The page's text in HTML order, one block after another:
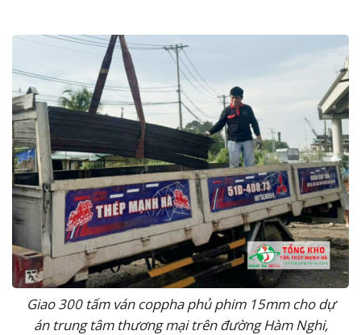
Giao 300 tấm ván coppha phủ phim 15mm cho dự
án trung tâm thương mại trên đường Hàm Nghi,